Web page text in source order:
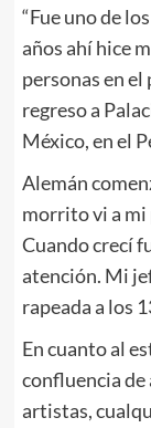
“Fue uno de
años ahí hice
personas en el
regreso a
México, en el
Alemán
morrito vi a mi
Cuando crecí
atención. Mi
rapeada a los
En cuanto al
confluencia de
artistas,